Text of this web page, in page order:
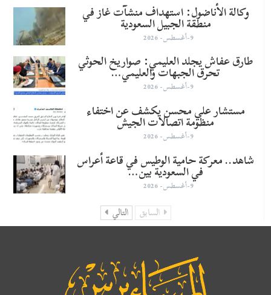
وكالة الأناضول: استهداف منشآت غاز في
منطقة الجبيل السعودية
9-أغسطس- 2026
طارق عفاش يجلد العليمي: صواريخ الحوثي
تحرق الجبهات والعليمي…
9-أغسطس- 2026
مستشار علي محسن يكشف عن اختفاء
منظومة اتصالات الجيش
9-أغسطس- 2026
شاهد.. معركة حامية الوطيس في قاعة أعراس
في السعودية بين…
9-أغسطس- 2026
السابق التالي